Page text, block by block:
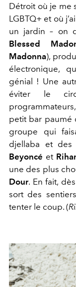
Détroit où je me
LGBTQ+ et où
un jardin – on
Blessed
Madonna),
électronique,
génial ! Une
éviter le
petit bar paumé
groupe qui
djellaba et des
Beyoncé et
une des plus
Dour. En fait,
sort des
tenter le coup. (